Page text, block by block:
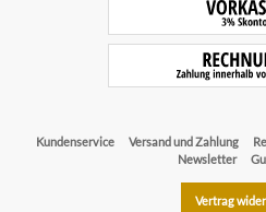
Kundenservice Versand und Zahlung
Newsletter
Vertrag